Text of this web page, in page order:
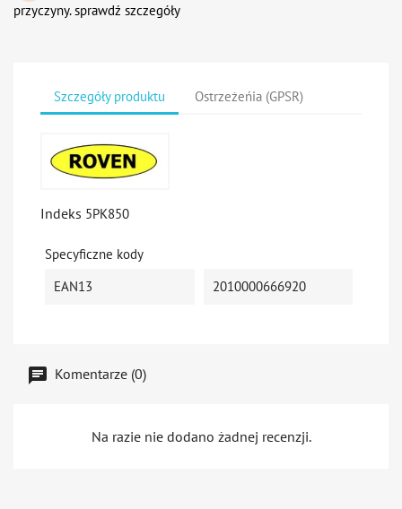
przyczyny. sprawdź szczegóły
Szczegóły produktu Ostrzeżeńia (GPSR)
Indeks 5PK850
Specyficzne kody
EAN13
2010000666920
Komentarze (0)
Na razie nie dodano żadnej recenzji.